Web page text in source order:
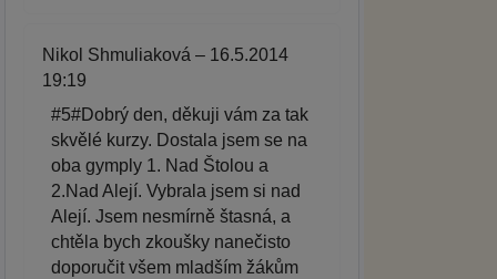
Nikol Shmuliaková – 16.5.2014
19:19
#5#Dobrý den, děkuji vám za tak
skvělé kurzy. Dostala jsem se na
oba gymply 1. Nad Štolou a
2.Nad Alejí. Vybrala jsem si nad
Alejí. Jsem nesmírně štasná, a
chtěla bych zkoušky nanečisto
doporučit všem mladším žákům